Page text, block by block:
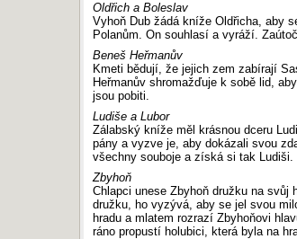
Oldřich a Boleslav
Vyhoň Dub žádá kníže Oldřicha, aby
Polanům. On souhlasí a vyráží.
Beneš Heřmanův
Kmeti bědují, že jejich zem zabírají
Heřmanův shromažďuje k sobě lid,
jsou pobiti.
Ludiše a Lubor
Zálabský kníže měl krásnou dceru
pány a vyzve je, aby dokázali svou
všechny souboje a získá si tak Ludiši.
Zbyhoň
Chlapci unese Zbyhoň družku na svůj
družku, ho vyzývá, aby se jel svou
hradu a mlatem rozrazí Zbyhoňovi
ráno propustí holubici, která byla na